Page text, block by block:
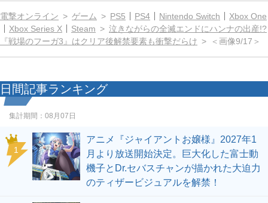
電撃オンライン ゲーム PS5 PS4 Nintendo Switch
Xbox One
Xbox Series X
Steam
泣きながらの全滅エンドにハンナの出産!?
『戦場のフーガ3』はクリア後解禁要素も衝撃だらけ
＜画像9/17＞
日間記事ランキング
集計期間： 08月07日
1
アニメ『ジャイアントお嬢様』2027年1
月より放送開始決定。巨大化した富士動
機子とDr.セバスチャンが描かれた大迫力
のティザービジュアルを解禁！